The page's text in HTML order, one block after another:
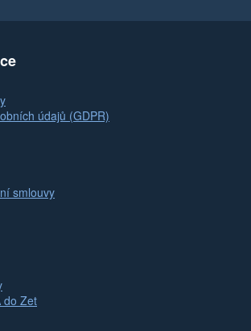
údajů (GDPR)
smlouvy
do Zet